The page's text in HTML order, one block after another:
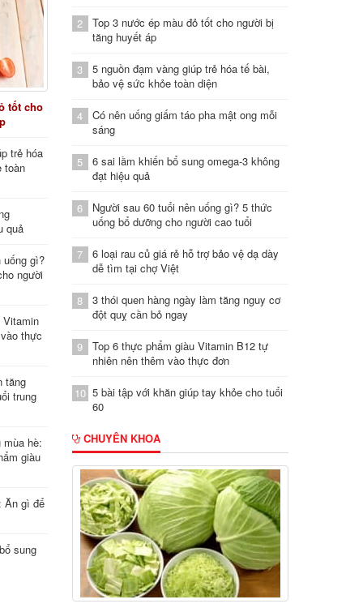
tốt cho
trẻ hóa
toàn
quả
uống gì?
người
Vitamin
thực
tăng
trung
hè:
giàu
Ăn gì để
sung
2
Top 3 nước ép màu đỏ tốt cho người bị
tăng huyết áp
3
5 nguồn đạm vàng giúp trẻ hóa tế bài,
bảo vệ sức khỏe toàn diện
4
Có nên uống giấm táo pha mật ong mỗi
sáng
5
6 sai lầm khiến bổ sung omega-3 không
đạt hiệu quả
6
Người sau 60 tuổi nên uống gì? 5 thức
uống bổ dưỡng cho người cao tuổi
7
6 loại rau củ giá rẻ hỗ trợ bảo vệ dạ dày
dễ tìm tại chợ Việt
8
3 thói quen hàng ngày làm tăng nguy cơ
đột quỵ cần bỏ ngay
9
Top 6 thực phẩm giàu Vitamin B12 tự
nhiên nên thêm vào thực đơn
10 5 bài tập với khăn giúp tay khỏe cho tuổi
60
CHUYÊN KHOA